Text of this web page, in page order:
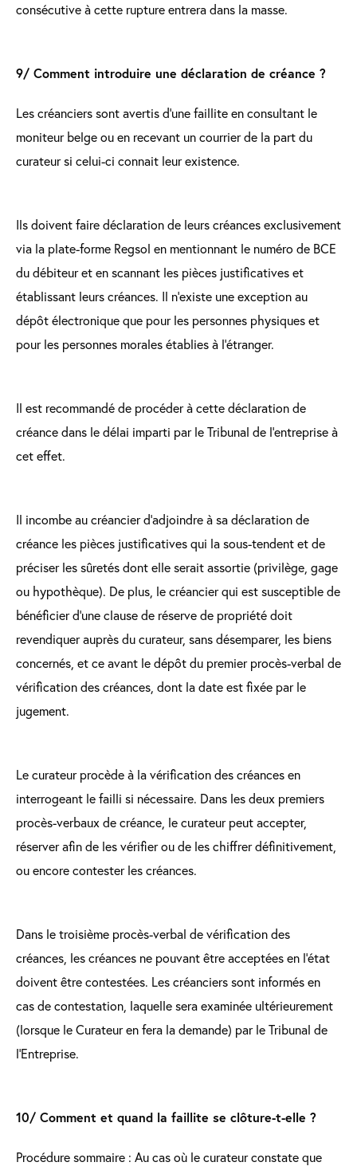
consécutive à cette rupture entrera dans la masse.
9/ Comment introduire une déclaration de créance ?
Les créanciers sont avertis d’une faillite en consultant le
moniteur belge ou en recevant un courrier de la part du
curateur si celui-ci connait leur existence.
Ils doivent faire déclaration de leurs créances exclusivement
via la plate-forme Regsol en mentionnant le numéro de BCE
du débiteur et en scannant les pièces justificatives et
établissant leurs créances. Il n’existe une exception au
dépôt électronique que pour les personnes physiques et
pour les personnes morales établies à l’étranger.
Il est recommandé de procéder à cette déclaration de
créance dans le délai imparti par le Tribunal de l’entreprise à
cet effet.
Il incombe au créancier d’adjoindre à sa déclaration de
créance les pièces justificatives qui la sous-tendent et de
préciser les sûretés dont elle serait assortie (privilège, gage
ou hypothèque). De plus, le créancier qui est susceptible de
bénéficier d’une clause de réserve de propriété doit
revendiquer auprès du curateur, sans désemparer, les biens
concernés, et ce avant le dépôt du premier procès-verbal de
vérification des créances, dont la date est fixée par le
jugement.
Le curateur procède à la vérification des créances en
interrogeant le failli si nécessaire. Dans les deux premiers
procès-verbaux de créance, le curateur peut accepter,
réserver afin de les vérifier ou de les chiffrer définitivement,
ou encore contester les créances.
Dans le troisième procès-verbal de vérification des
créances, les créances ne pouvant être acceptées en l’état
doivent être contestées. Les créanciers sont informés en
cas de contestation, laquelle sera examinée ultérieurement
(lorsque le Curateur en fera la demande) par le Tribunal de
l’Entreprise.
10/ Comment et quand la faillite se clôture-t-elle ?
Procédure sommaire : Au cas où le curateur constate que